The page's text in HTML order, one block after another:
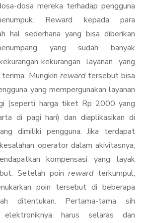
dosa mereka terhadap pengguna
Reward kepada para
hal sederhana yang bisa diberikan
yang sudah banyak
kekurangan layanan yang
Mungkin rewardtersebut bisa
yang mempergunakan layanan
(seperti harga tiket Rp 2000 yang
di pagi hari) dan diaplikasikan di
dimiliki pengguna. Jika terdapat
operator dalam akivitasnya,
kompensasi yang layak
Setelah poinrewardterkumpul,
poin tersebut di beberapa
ditentukan. Pertama-tama sih
harus selaras dan